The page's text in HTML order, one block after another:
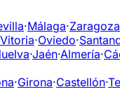
·Málaga·Zaragoza
Vitoria·Oviedo·
·Jaén·Almería·
·Girona·Castellón·